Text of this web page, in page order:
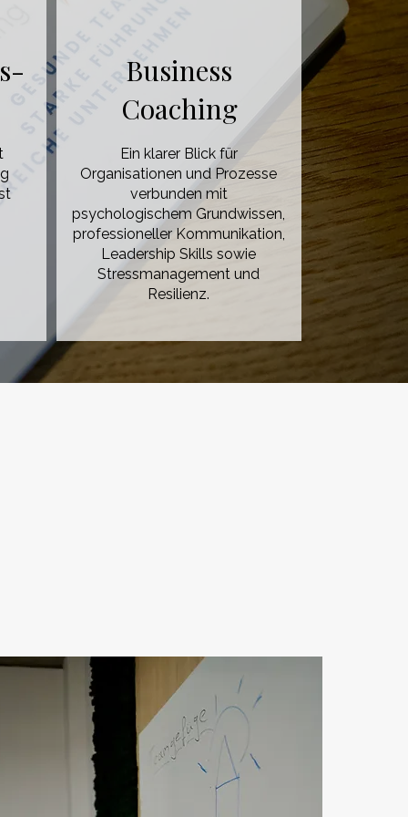
Business
Coaching
Ein klarer Blick für
Organisationen und Prozesse
verbunden mit
psychologischem Grundwissen,
professioneller Kommunikation,
Leadership Skills sowie
Stressmanagement und
Resilienz.